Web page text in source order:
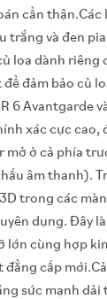
cẩn
trắng và đen
loa dành
đảm bảo củ
6 Avantgarde
xác cực
ở cả phía
âm thanh).
trong các
dụng. Đây
lớn cùng hợp
cấp
sức mạnh